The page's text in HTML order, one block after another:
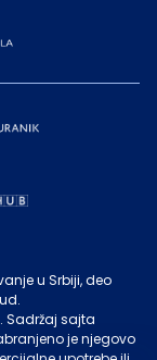
u Srbiji, deo
. Sadržaj sajta
je njegovo